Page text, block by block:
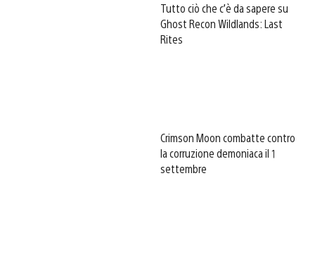
Tutto ciò che c’è da sapere su
Ghost Recon Wildlands: Last
Rites
Crimson Moon combatte contro
la corruzione demoniaca il 1
settembre